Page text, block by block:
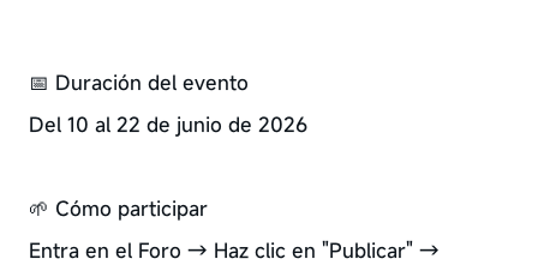
📅 Duración del evento
Del 10 al 22 de junio de 2026
🌱 Cómo participar
Entra en el Foro → Haz clic en "Publicar" →